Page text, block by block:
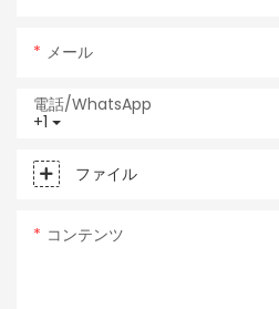
メール
+1
電話/WhatsApp
ファイル
コンテンツ